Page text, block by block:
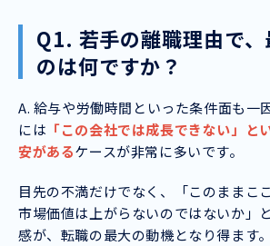
Q1. 若手の離職理由で
のは何ですか？
A. 給与や労働時間といった条件面も一
には 「この会社では成長できない」と
安があるケースが非常に多いです。
目先の不満だけでなく、「このままこ
市場価値は上がらないのではないか」
感が、転職の最大の動機となり得ます。